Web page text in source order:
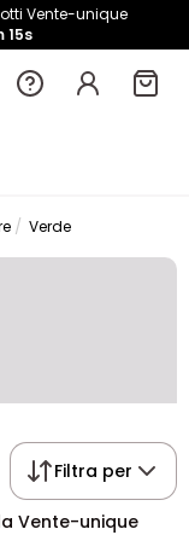
Vente-unique
15s
Verde
Filtra per
Vente-unique